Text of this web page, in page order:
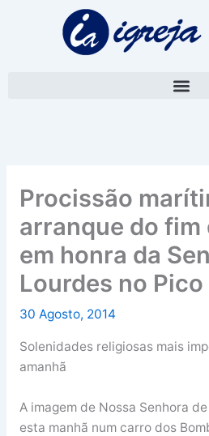
Procissão
arranque do fim
em honra da
Lourdes no Pico
30 Agosto, 2014
Solenidades religiosas mais
amanhã
A imagem de Nossa Senhora
esta manhã num carro dos